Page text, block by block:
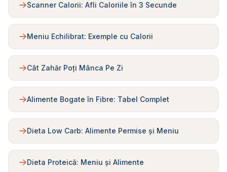
Scanner Calorii: Afli Caloriile în 3 Secunde
Meniu Echilibrat: Exemple cu Calorii
Cât Zahăr Poți Mânca Pe Zi
Alimente Bogate în Fibre: Tabel Complet
Dieta Low Carb: Alimente Permise și Meniu
Dieta Proteică: Meniu și Alimente